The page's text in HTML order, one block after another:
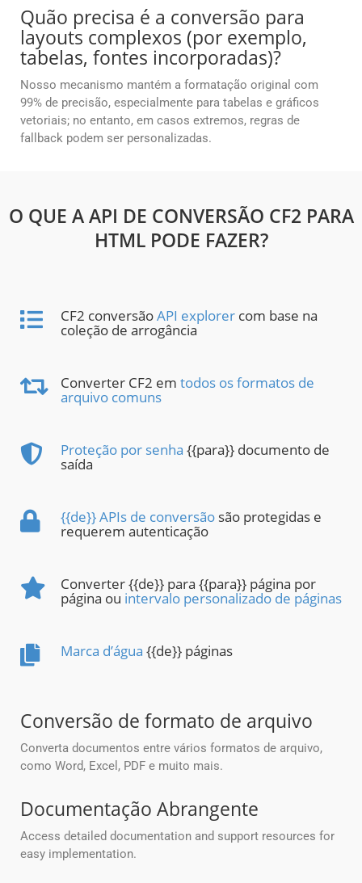
Quão precisa é a conversão para
layouts complexos (por exemplo,
tabelas, fontes incorporadas)?
Nosso mecanismo mantém a formatação original com
99% de precisão, especialmente para tabelas e gráficos
vetoriais; no entanto, em casos extremos, regras de
fallback podem ser personalizadas.
O QUE A API DE CONVERSÃO CF2 PARA
HTML PODE FAZER?
CF2 conversãoAPI explorer com base na
coleção de arrogância
Converter CF2 em todos os formatos de
arquivo comuns
Proteção por senha {{para}} documento de
saída
{{de}} APIs de conversão são protegidas e
requerem autenticação
Converter {{de}} para {{para}} página por
página ou intervalo personalizado de páginas
Marca d’água {{de}} páginas
Conversão de formato de arquivo
Converta documentos entre vários formatos de arquivo,
como Word, Excel, PDF e muito mais.
Documentação Abrangente
Access detailed documentation and support resources for
easy implementation.